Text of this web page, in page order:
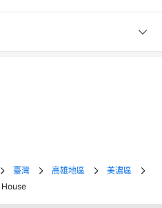
臺灣 高雄地區
美濃區